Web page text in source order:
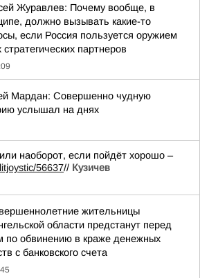
Журавлев: Почему вообще, в
должно вызывать какие-то
если Россия пользуется оружием
стратегических партнеров
Мардан: Совершенно чудную
услышал на днях
наоборот, если пойдёт хорошо –
56637// Кузичев
жительницы
области предстанут перед
по обвинению в краже денежных
с банковского счета